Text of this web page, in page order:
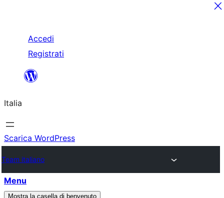
contenuto
Accedi
Registrati
Italia
Scarica WordPress
Team italiano
Menu
Mostra la casella di benvenuto